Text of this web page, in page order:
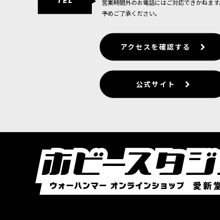
営業時間外のお電話にはご対応できかねま
予めご了承ください。
アクセスを確認する
公式サイト